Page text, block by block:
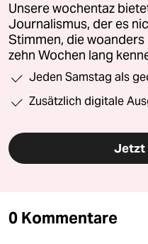
Unsere wochentaz
Journalismus, der es
Stimmen, die
zehn Wochen lang
Jeden Samstag als
Zusätzlich digitale
Jetzt
0 Kommentare